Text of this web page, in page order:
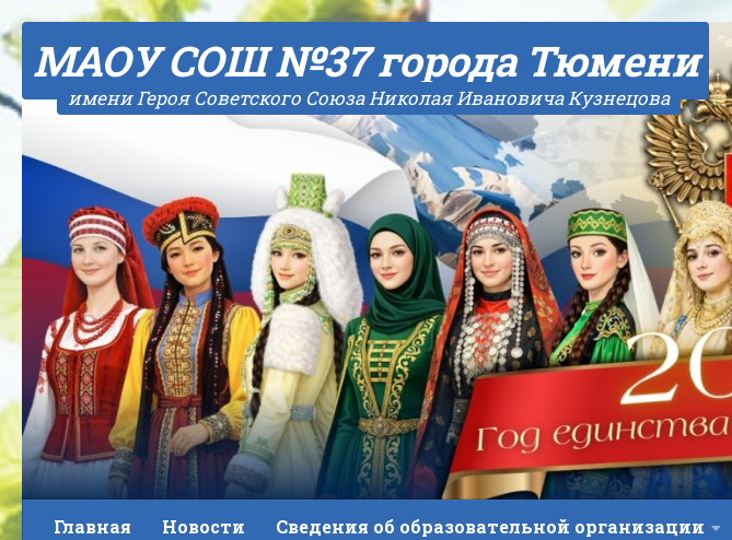
МАОУ СОШ №37 города Тюмени
имени Героя Советского Союза Николая Ивановича Кузнецова
Главная Новости Сведения об образовательной организации